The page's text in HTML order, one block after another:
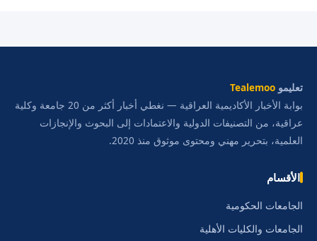
تعليمو Tealemoo
بوابة الأخبار الأكاديمية العراقية — نغطي أخبار أكثر من 20 جامعة وكلية
عراقية، من التصنيفات الدولية والاعتمادات إلى البحوث والإنجازات
العلمية، بتحرير مهني ومحتوى موثوق منذ 2020.
الأقسام
الجامعات الحكومية
الجامعات والكليات الأهلية